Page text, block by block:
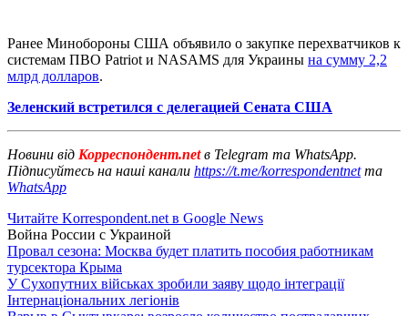
Ранее Минобороны США объявило о закупке перехватчиков к
системам ПВО Patriot и NASAMS для Украины на сумму 2,2
млрд долларов.
Зеленский встретился с делегацией Сената США
Новини від Корреспондент.netв Telegram та WhatsApp.
Підписуйтесь на наші канали https://t.me/korrespondentnetта
WhatsApp
Читайте Korrespondent.net в Google News
Война России с Украиной
Провал сезона: Москва будет платить пособия работникам
турсектора Крыма
У Сухопутних військах зробили заяву щодо інтеграції
Інтернаціональних легіонів